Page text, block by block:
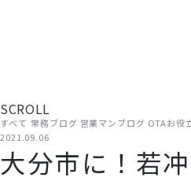
SCROLL
すべて 常務ブログ 営業マンブログ OTAお役
2021.09.06
大分市に！若